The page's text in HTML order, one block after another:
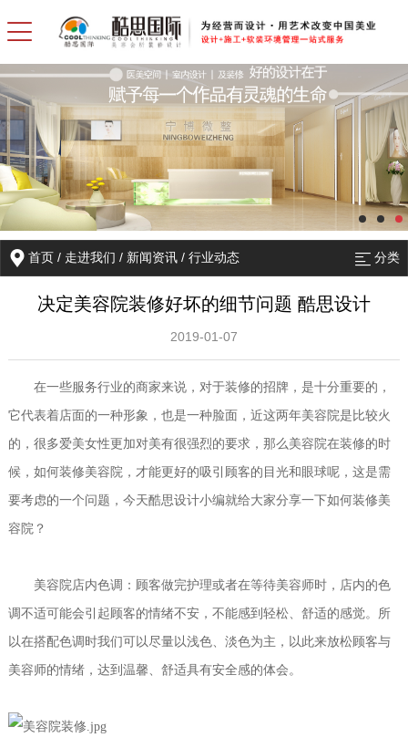
首页 / 走进我们 / 新闻资讯 /行业动态 分类
决定美容院装修好坏的细节问题 酷思设计
2019-01-07
在一些服务行业的商家来说，对于装修的招牌，是十分重要的，
它代表着店面的一种形象，也是一种脸面，近这两年美容院是比较火
的，很多爱美女性更加对美有很强烈的要求，那么美容院在装修的时
候，如何装修美容院，才能更好的吸引顾客的目光和眼球呢，这是需
要考虑的一个问题，今天酷思设计小编就给大家分享一下如何装修美
容院？
美容院店内色调：顾客做完护理或者在等待美容师时，店内的色
调不适可能会引起顾客的情绪不安，不能感到轻松、舒适的感觉。所
以在搭配色调时我们可以尽量以浅色、淡色为主，以此来放松顾客与
美容师的情绪，达到温馨、舒适具有安全感的体会。